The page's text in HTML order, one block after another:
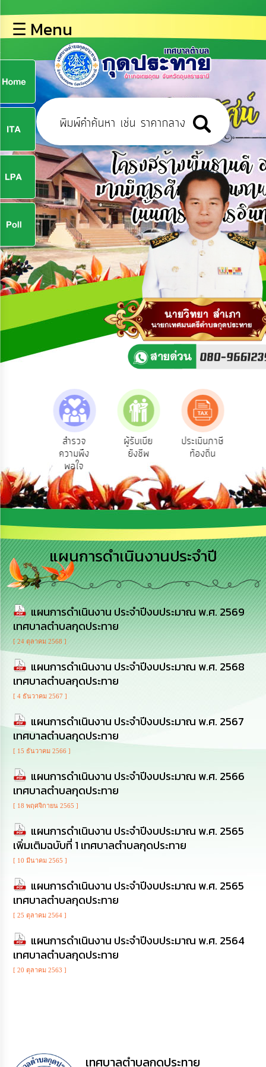
หลัก
ข้อมูล
พื้น
ฐาน
บุคลากร
ข่าว
ประชาสัมพันธ์
การ
ปฏิสัมพันธ์
ข้อมูล
รับ
ฟัง
ความ
คิด
เห็น
แผน
แผน
พัฒนา
ทรัพยากร
การ
บริหาร
งาน
ส่ง
เสริม
ความ
โปร่งใส
การ
จัด
ซื้อ
จัด
จ้าง
การ
เงิน
การ
คลัง
นโยบาย
No
Gift
การ
ดำเนิน
การ
เพื่อ
ป้องกัน
การ
ทุจริต
มาตรการ
ส่ง
เสริม
คุณธรรม
และ
ความ
โปร่งใส
Service
☰ Menu
สำรวจ
ความพึง
พอใจ
ผู้รับเบีย
ยังชีพ
ประเมินภาษี
ท้องถิ่น
แผนการดำเนินงานประจำปี
แผนการดำเนินงาน ประจำปีงบประมาณ พ.ศ. 2569
เทศบาลตำบลกุดประทาย
[ 24 ตุลาคม 2568 ]
แผนการดำเนินงาน ประจำปีงบประมาณ พ.ศ. 2568
เทศบาลตำบลกุดประทาย
[ 4 ธันวาคม 2567 ]
แผนการดำเนินงาน ประจำปีงบประมาณ พ.ศ. 2567
เทศบาลตำบลกุดประทาย
[ 15 ธันวาคม 2566 ]
แผนการดำเนินงาน ประจำปีงบประมาณ พ.ศ. 2566
เทศบาลตำบลกุดประทาย
[ 18 พฤศจิกายน 2565 ]
แผนการดำเนินงาน ประจำปีงบประมาณ พ.ศ. 2565
เพิ่มเติมฉบับที่ 1 เทศบาลตำบลกุดประทาย
[ 10 มีนาคม 2565 ]
แผนการดำเนินงาน ประจำปีงบประมาณ พ.ศ. 2565
เทศบาลตำบลกุดประทาย
[ 25 ตุลาคม 2564 ]
แผนการดำเนินงาน ประจำปีงบประมาณ พ.ศ. 2564
เทศบาลตำบลกุดประทาย
[ 20 ตุลาคม 2563 ]
เทศบาลตำบลกุดประทาย